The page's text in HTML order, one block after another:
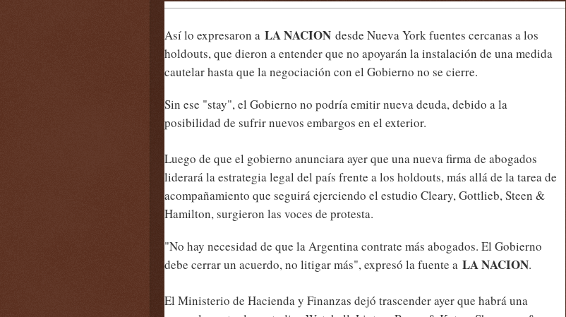
Así lo expresaron a LA NACION desde Nueva York fuentes cercanas a los
holdouts, que dieron a entender que no apoyarán la instalación de una medida
cautelar hasta que la negociación con el Gobierno no se cierre.
Sin ese "stay", el Gobierno no podría emitir nueva deuda, debido a la
posibilidad de sufrir nuevos embargos en el exterior.
Luego de que el gobierno anunciara ayer que una nueva firma de abogados
liderará la estrategia legal del país frente a los holdouts, más allá de la tarea de
acompañamiento que seguirá ejerciendo el estudio Cleary, Gottlieb, Steen &
Hamilton, surgieron las voces de protesta.
"No hay necesidad de que la Argentina contrate más abogados. El Gobierno
debe cerrar un acuerdo, no litigar más", expresó la fuente a LA NACION.
El Ministerio de Hacienda y Finanzas dejó trascender ayer que habrá una